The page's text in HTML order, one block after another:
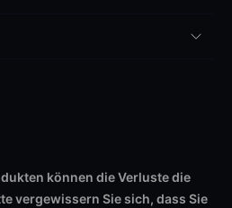
können die Verluste die
vergewissern Sie sich, dass Sie